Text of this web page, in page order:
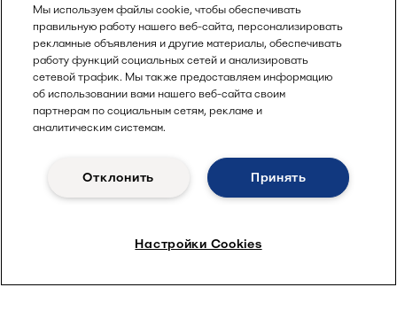
alfalaval.com
Социальные сети
Facebook
X
YouTube
Мы используем файлы cookie, чтобы обеспечивать
правильную работу нашего веб-сайта, персонализировать
рекламные объявления и другие материалы, обеспечивать
работу функций социальных сетей и анализировать
сетевой трафик. Мы также предоставляем информацию
об использовании вами нашего веб-сайта своим
партнерам по социальным сетям, рекламе и
аналитическим системам.
Принять
Отклонить
Настройки Cookies